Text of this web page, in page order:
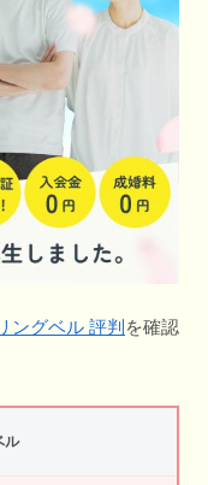
ングベル 評判 を確認
ル